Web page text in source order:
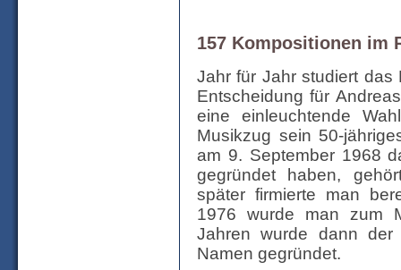
157 Kompositionen im
Jahr für Jahr studiert das
Entscheidung für
eine einleuchtende
Musikzug sein 50-
am 9. September 1968
gegründet haben,
später firmierte man
1976 wurde man zum
Jahren wurde dann der
Namen gegründet.